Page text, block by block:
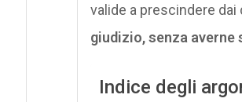
valide a prescindere
giudizio, senza averne
Indice degli